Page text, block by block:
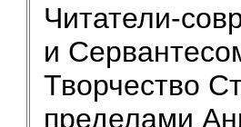
Читатели-
и
Творчество
пределами